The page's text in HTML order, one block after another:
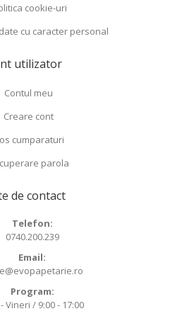
cookie-uri
cu caracter personal
utilizator
Contul meu
Creare cont
cumparaturi
parola
de contact
Telefon:
0740.200.239
Email:
Program:
Vineri / 9:00 - 17:00